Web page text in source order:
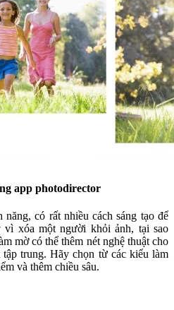
app photodirector
có rất nhiều cách sáng tạo để
vì xóa một người khỏi ảnh, tại sao
mờ có thể thêm nét nghệ thuật cho
trung. Hãy chọn từ các kiểu làm
và thêm chiều sâu.